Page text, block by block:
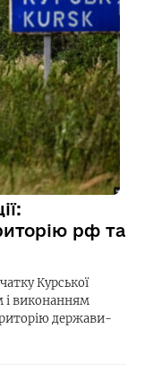
рф та
Курської
і виконанням
держави-